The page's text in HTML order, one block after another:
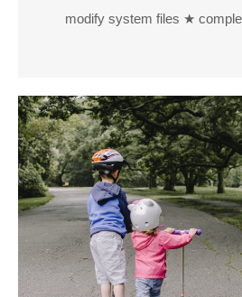
modify system files ★